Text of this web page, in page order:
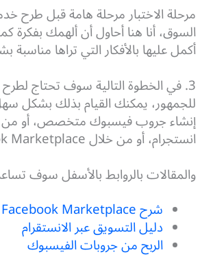
مرحلة الاختبار مرحلة هامة قبل طرح
السوق، أنا هنا أحاول أن ألهمك بفكرة
أكمل عليها بالأفكار التي تراها
3. في الخطوة التالية سوف تحتاج
للجمهور، يمكنك القيام بذلك بشكل
إنشاء جروب فيسبوك متخصص، أو
انستجرام، أو من خلال Facebook Marketplace.
والمقالات بالروابط بالأسفل سوف
شرح Facebook Marketplace
دليل التسويق عبر الانستقرام
الربح من جروبات الفيسبوك